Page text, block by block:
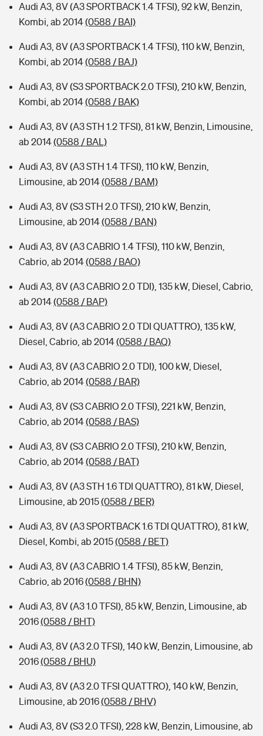
Audi A3, 8V (A3 SPORTBACK 1.4 TFSI), 92 kW, Benzin,
Kombi, ab 2014(0588 / BAI)
Audi A3, 8V (A3 SPORTBACK 1.4 TFSI), 110 kW, Benzin,
Kombi, ab 2014(0588 / BAJ)
Audi A3, 8V (S3 SPORTBACK 2.0 TFSI), 210 kW, Benzin,
Kombi, ab 2014(0588 / BAK)
Audi A3, 8V (A3 STH 1.2 TFSI), 81 kW, Benzin, Limousine,
ab 2014(0588 / BAL)
Audi A3, 8V (A3 STH 1.4 TFSI), 110 kW, Benzin,
Limousine, ab 2014(0588 / BAM)
Audi A3, 8V (S3 STH 2.0 TFSI), 210 kW, Benzin,
Limousine, ab 2014(0588 / BAN)
Audi A3, 8V (A3 CABRIO 1.4 TFSI), 110 kW, Benzin,
Cabrio, ab 2014(0588 / BAO)
Audi A3, 8V (A3 CABRIO 2.0 TDI), 135 kW, Diesel, Cabrio,
ab 2014(0588 / BAP)
Audi A3, 8V (A3 CABRIO 2.0 TDI QUATTRO), 135 kW,
Diesel, Cabrio, ab 2014(0588 / BAQ)
Audi A3, 8V (A3 CABRIO 2.0 TDI), 100 kW, Diesel,
Cabrio, ab 2014(0588 / BAR)
Audi A3, 8V (S3 CABRIO 2.0 TFSI), 221 kW, Benzin,
Cabrio, ab 2014(0588 / BAS)
Audi A3, 8V (S3 CABRIO 2.0 TFSI), 210 kW, Benzin,
Cabrio, ab 2014(0588 / BAT)
Audi A3, 8V (A3 STH 1.6 TDI QUATTRO), 81 kW, Diesel,
Limousine, ab 2015(0588 / BER)
Audi A3, 8V (A3 SPORTBACK 1.6 TDI QUATTRO), 81 kW,
Diesel, Kombi, ab 2015(0588 / BET)
Audi A3, 8V (A3 CABRIO 1.4 TFSI), 85 kW, Benzin,
Cabrio, ab 2016(0588 / BHN)
Audi A3, 8V (A3 1.0 TFSI), 85 kW, Benzin, Limousine, ab
2016(0588 / BHT)
Audi A3, 8V (A3 2.0 TFSI), 140 kW, Benzin, Limousine, ab
2016(0588 / BHU)
Audi A3, 8V (A3 2.0 TFSI QUATTRO), 140 kW, Benzin,
Limousine, ab 2016(0588 / BHV)
Audi A3, 8V (S3 2.0 TFSI), 228 kW, Benzin, Limousine, ab